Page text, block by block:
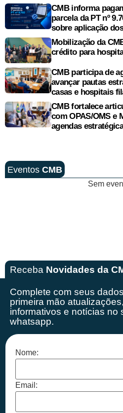
CMB informa
parcela da PT nº
sobre aplicação
Mobilização da
crédito para
CMB participa de
avançar pautas
casas e hospitais
CMB fortalece
com OPAS/OMS e
agendas
Eventos CMB
Sem
Receba Novidades da
Complete com seus
primeira mão
informativos e notícias no
whatsapp.
Nome:
Email: